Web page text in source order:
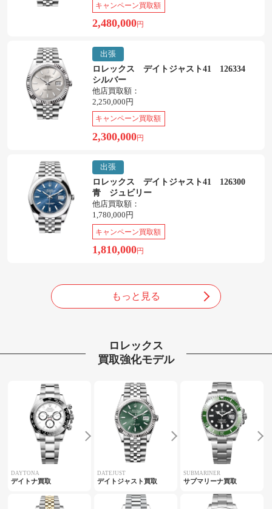
キャンペーン買取額
2,480,000円
出張
ロレックス デイトジャスト41 126334
シルバー
他店買取額：
2,250,000円
キャンペーン買取額
2,300,000円
出張
ロレックス デイトジャスト41 126300
青 ジュビリー
他店買取額：
1,780,000円
キャンペーン買取額
1,810,000円
もっと見る
ロレックス
買取強化モデル
DAYTONA
デイトナ買取
DATEJUST
デイトジャスト買取
SUBMARINER
サブマリーナ買取